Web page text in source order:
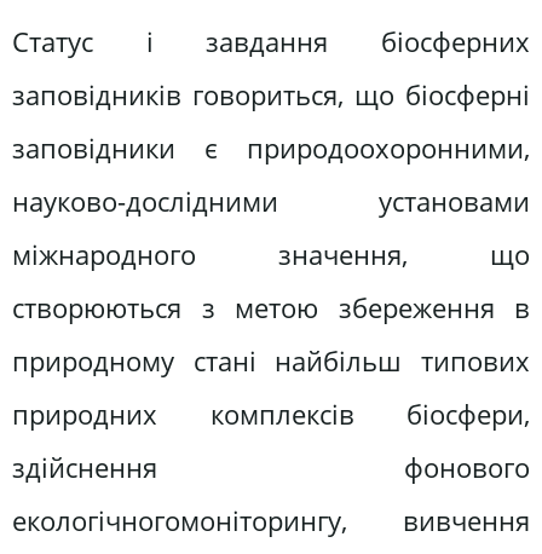
Статус і завдання біосферних
заповідників говориться, що біосферні
заповідники є природоохоронними,
науково-дослідними установами
міжнародного значення, що
створюються з метою збереження в
природному стані найбільш типових
природних комплексів біосфери,
здійснення фонового
екологічногомоніторингу, вивчення